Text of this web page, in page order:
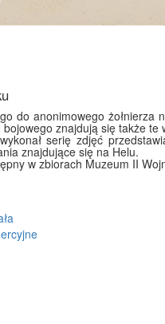
do anonimowego
znajdują się także
serię zdjęć
znajdujące się na Helu.
w zbiorach Muzeum II